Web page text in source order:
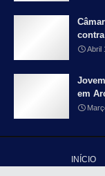
Abril
em
INÍCIO